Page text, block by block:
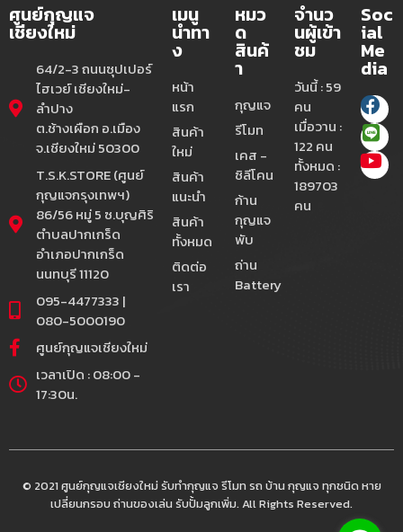
ศูนย์กุญแจ
เชียงใหม่
64/2-3 ถนนซุปเปอร์
ไฮเวย์ เชียงใหม่-
ลำปาง
ต.ช้างเผือก อ.เมือง
จ.เชียงใหม่ 50300
T.S.K.STORE (ศูนย์
กุญแจกรุงเทพฯ)
86/56 หมู่ 5 ซ.บุญศิริ
ตำบลปากเกร็ด
อำเภอปากเกร็ด
นนทบุรี 11120
095-4477333 |
080-5000190
ศูนย์กุญแจเชียงใหม่
เวลาเปิด : 08:00 -
17:30น.
เมนู
นำทา
ง
หน้า
แรก
สินค้า
ใหม่
สินค้า
แนะนำ
สินค้า
ทั้งหมด
ติดต่อ
เรา
หมว
ด
สินค้
า
กุญแจ
รีโมท
เคส -
ซิลีโคน
ก้าน
กุญแจ
พับ
ถ่าน
Battery
จำนว
นผู้เข้า
ชม
วันนี้ : 59
คน
เมื่อวาน :
122 คน
ทั้งหมด :
189703
คน
Soc
ial
Me
dia
© 2021 ศูนย์กุญแจเชียงใหม่ รับทำกุญแจ รีโมท รถ บ้าน กุญแจ ทุกชนิด หาย
เปลี่ยนกรอบ ถ่านของเล่น รับปั้มลูกเพิ่ม. All Rights Reserved.